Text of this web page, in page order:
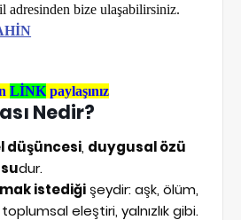
adresinden bize ulaşabilirsiniz.
LİNK paylaşınız
Nedir?
düşüncesi, duygusal özü
dur.
istediği şeydir: aşk, ölüm,
eleştiri, yalnızlık gibi.